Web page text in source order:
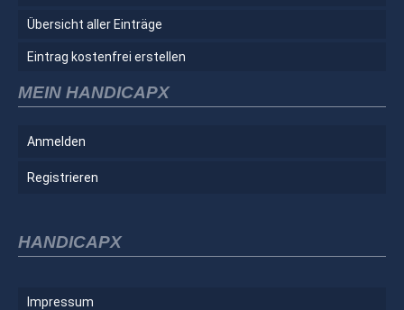
Übersicht aller Einträge
Eintrag kostenfrei erstellen
MEIN HANDICAPX
Anmelden
Registrieren
HANDICAPX
Impressum